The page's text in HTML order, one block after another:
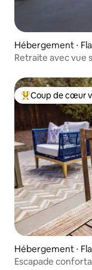
Hébergement ⋅
Retraite avec vue
Coups de cœur
Coup de cœur
Hébergement ⋅
Escapade